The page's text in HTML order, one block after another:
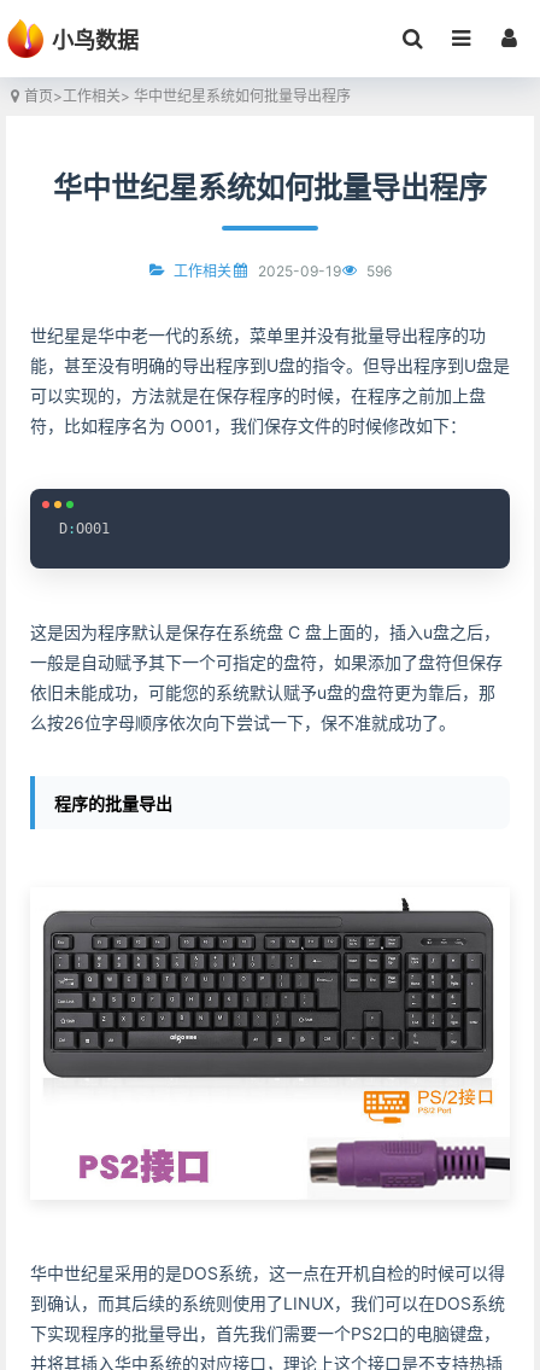
小鸟数据
首页>工作相关> 华中世纪星系统如何批量导出程序
华中世纪星系统如何批量导出程序
工作相关 2025-09-19 596
世纪星是华中老一代的系统，菜单里并没有批量导出程序的功
能，甚至没有明确的导出程序到U盘的指令。但导出程序到U盘是
可以实现的，方法就是在保存程序的时候，在程序之前加上盘
符，比如程序名为 O001，我们保存文件的时候修改如下：
D :O001
这是因为程序默认是保存在系统盘 C 盘上面的，插入u盘之后，
一般是自动赋予其下一个可指定的盘符，如果添加了盘符但保存
依旧未能成功，可能您的系统默认赋予u盘的盘符更为靠后，那
么按26位字母顺序依次向下尝试一下，保不准就成功了。
程序的批量导出
华中世纪星采用的是DOS系统，这一点在开机自检的时候可以得
到确认，而其后续的系统则使用了LINUX，我们可以在DOS系统
下实现程序的批量导出，首先我们需要一个PS2口的电脑键盘，
并将其插入华中系统的对应接口，理论上这个接口是不支持热插